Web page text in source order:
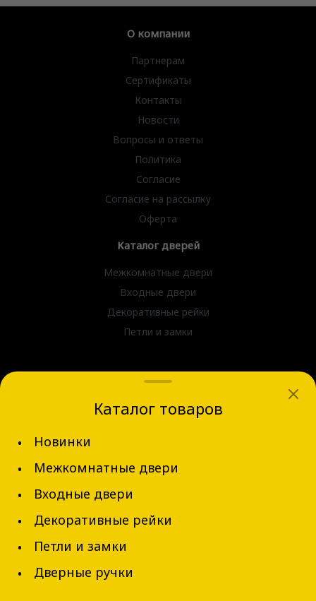
О компании
Партнерам
Сертификаты
Контакты
Новости
Вопросы и ответы
Политика
Согласие
Согласие на рассылку
Оферта
Каталог дверей
Межкомнатные двери
Входные двери
Декоративные рейки
Петли и замки
г. Новосибирск, ул. Блюхера д.31
Каталог товаров
Новинки
Межкомнатные двери
Входные двери
Декоративные рейки
Петли и замки
Дверные ручки